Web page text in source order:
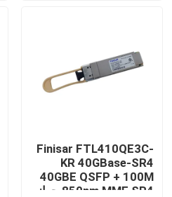
أخبار
وحدة بصرية 400G/800G
وحدة 100G QSFP28
Finisar FTL410QE3C-
KR 40GBase-SR4
40GBE QSFP + 100M
850nm MMF SR4 جهاز